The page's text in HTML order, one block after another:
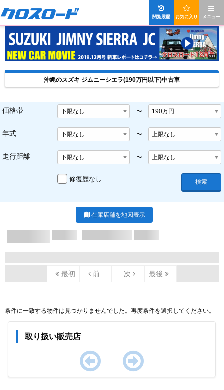
メニュー
お気に入り
閲覧履歴
沖縄のスズキ ジムニーシエラ(190万円以下)中古車
価格帯 〜
年式 〜
走行距離 〜
修復歴なし 検索
在庫店舗を地図表示
最初 前 次 最後
条件に一致する物件は見つかりませんでした。再度条件を選択してください。
取り扱い販売店